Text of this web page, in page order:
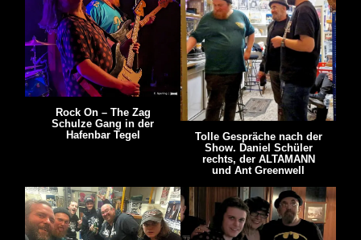
Rock On – The Zag
Schulze Gang in der
Hafenbar Tegel
Tolle Gespräche nach der
Show. Daniel Schüler
rechts, der ALTAMANN
und Ant Greenwell